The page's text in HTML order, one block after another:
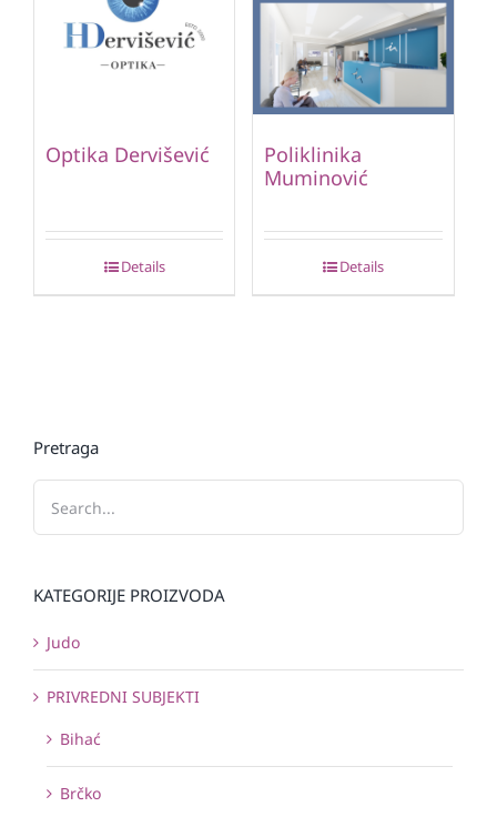
Optika Dervišević
Details
Poliklinika
Muminović
Details
Pretraga
KATEGORIJE PROIZVODA
Judo
PRIVREDNI SUBJEKTI
Bihać
Brčko